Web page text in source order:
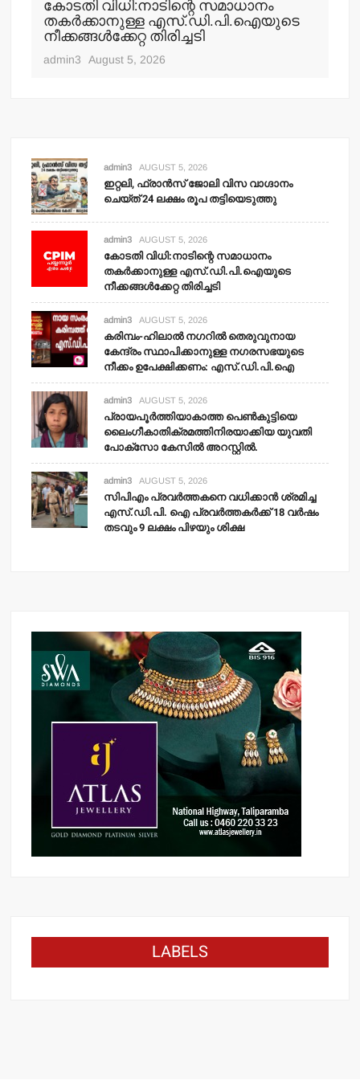
കോടതി വിധി:നാടിന്റെ സമാധാനം
തകര്‍ക്കാനുള്ള എസ്.ഡി.പി.ഐയുടെ
നീക്കങ്ങള്‍ക്കേറ്റ തിരിച്ചടി
admin3 August 5, 2026
admin3 AUGUST 5, 2026
ഇറ്റലി, ഫ്രാന്‍സ് ജോലി വിസ വാഗ്ദാനം
ചെയ്ത് 24 ലക്ഷം രൂപ തട്ടിയെടുത്തു
admin3 AUGUST 5, 2026
കോടതി വിധി:നാടിന്റെ സമാധാനം
തകര്‍ക്കാനുള്ള എസ്.ഡി.പി.ഐയുടെ
നീക്കങ്ങള്‍ക്കേറ്റ തിരിച്ചടി
admin3 AUGUST 5, 2026
കരിമ്പം-ഹിലാല്‍ നഗറില്‍ തെരുവുനായ
കേന്ദ്രം സ്ഥാപിക്കാനുള്ള നഗരസഭയുടെ
നീക്കം ഉപേക്ഷിക്കണം: എസ്.ഡി.പി.ഐ
admin3 AUGUST 5, 2026
പ്രായപൂര്‍ത്തിയാകാത്ത പെണ്‍കുട്ടിയെ
ലൈംഗീകാതിക്രമത്തിനിരയാക്കിയ യുവതി
പോക്‌സോ കേസില്‍ അറസ്റ്റില്‍.
admin3 AUGUST 5, 2026
സിപിഎം പ്രവര്‍ത്തകനെ വധിക്കാന്‍ ശ്രമിച്ച
എസ്.ഡി.പി. ഐ പ്രവര്‍ത്തകര്‍ക്ക് 18 വര്‍ഷം
തടവും 9 ലക്ഷം പിഴയും ശിക്ഷ
LABELS